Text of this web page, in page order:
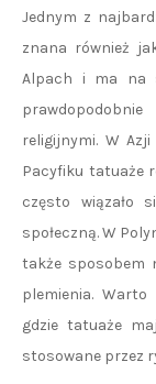
Jednym z
znana również
Alpach i ma na
religijnymi. W
Pacyfiku tatuaże
często wiązało
społeczną. W
także sposobem
plemienia.
gdzie tatuaże
stosowane przez